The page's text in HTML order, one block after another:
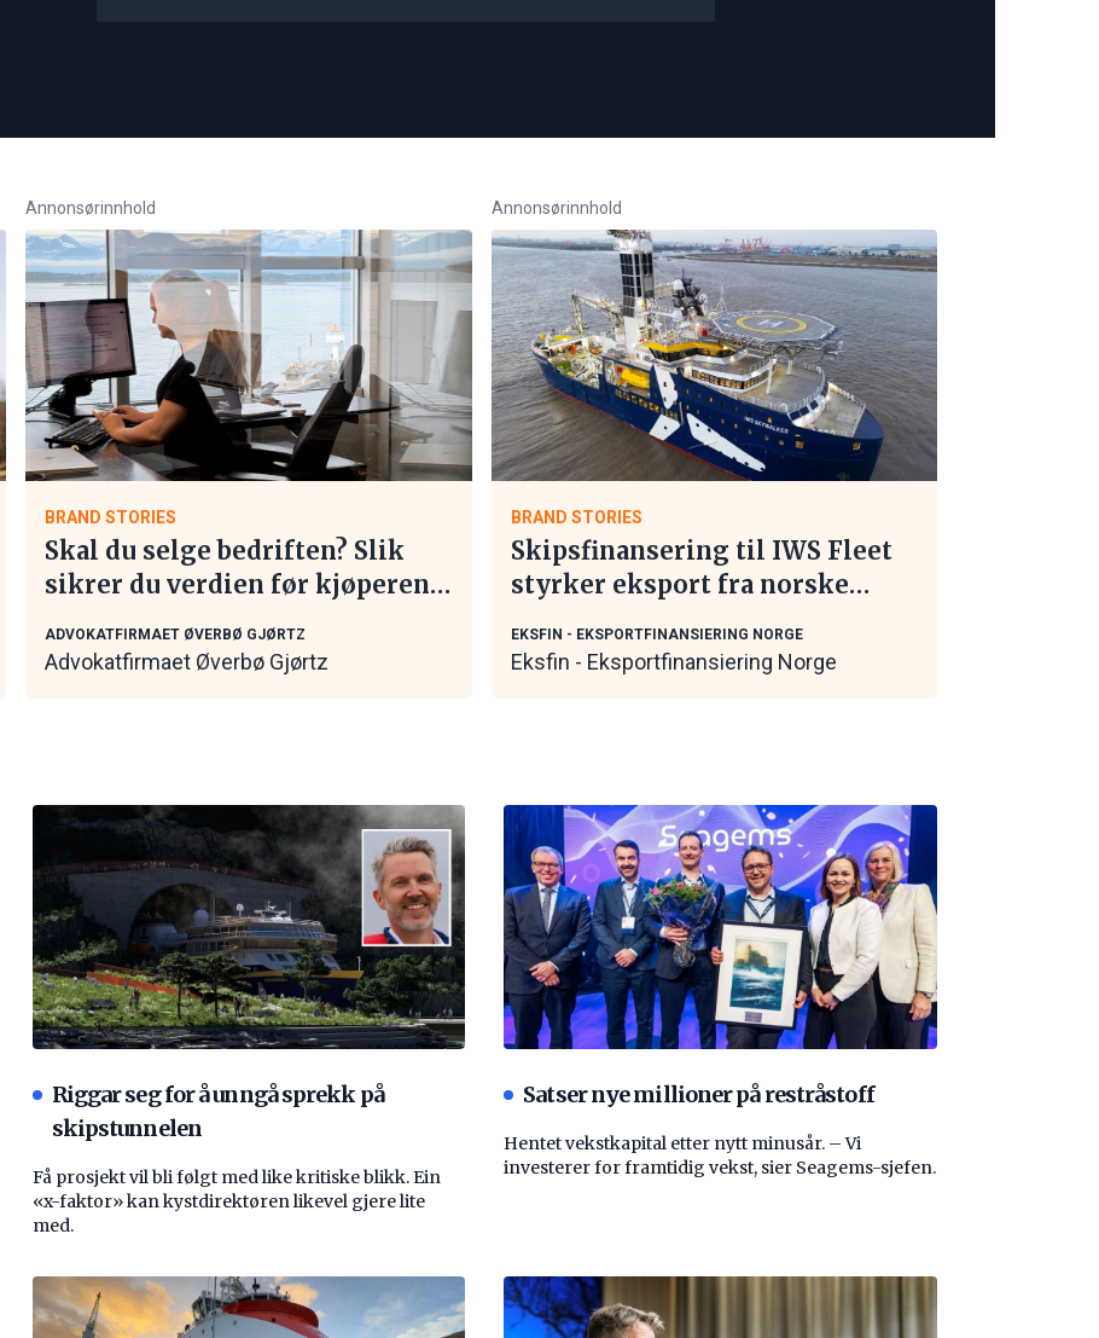
Annonsørinnhold
BRAND STORIES
Skal du selge bedriften? Slik
sikrer du verdien før kjøperen
ADVOKATFIRMAET ØVERBØ GJØRTZ
Advokatfirmaet Øverbø Gjørtz
Annonsørinnhold
BRAND STORIES
Skipsfinansering til IWS Fleet
styrker eksport fra norske
EKSFIN - EKSPORTFINANSIERING NORGE
Eksfin - Eksportfinansiering Norge
Riggar seg for å unngå sprekk på
skipstunnelen
Få prosjekt vil bli følgt med like kritiske blikk. Ein
«x-faktor» kan kystdirektøren likevel gjere lite
med.
Satser nye millioner på restråstoff
Hentet vekstkapital etter nytt minusår. – Vi
investerer for framtidig vekst, sier Seagems-sjefen.